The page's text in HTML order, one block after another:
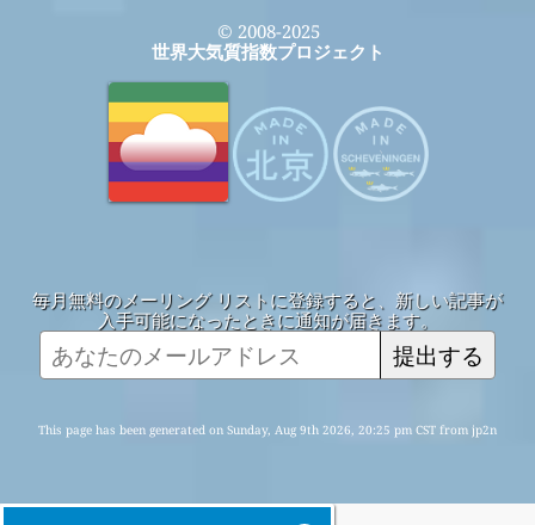
© 2008-2025
世界大気質指数プロジェクト
毎月無料のメーリング リストに登録すると、新しい記事が
入手可能になったときに通知が届きます。
提出する
This page has been generated on Sunday, Aug 9th 2026, 20:25 pm CST from jp2n